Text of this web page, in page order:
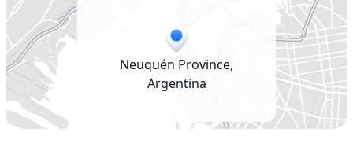
Neuquén Province,
Argentina